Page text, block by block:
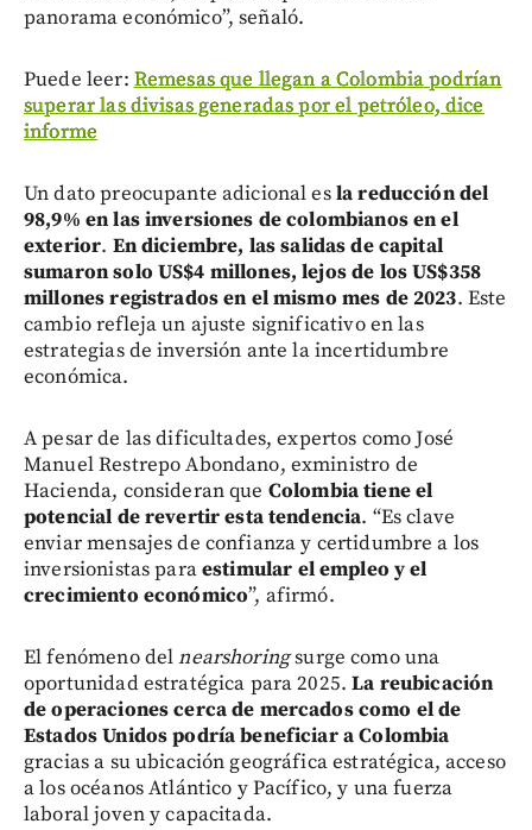
panorama económico”, señaló.
Puede leer:Remesas que llegan a Colombia podrían
superar las divisas generadas por el petróleo, dice
informe
Un dato preocupante adicional esla reducción del
98,9% en las inversiones de colombianos en el
exterior. En diciembre, las salidas de capital
sumaron solo US$4 millones, lejos de los US$358
millones registrados en el mismo mes de 2023. Este
cambio refleja un ajuste significativo en las
estrategias de inversión ante la incertidumbre
económica.
A pesar de las dificultades, expertos como José
Manuel Restrepo Abondano, exministro de
Hacienda, consideran que Colombia tiene el
potencial de revertir esta tendencia. “Es clave
enviar mensajes de confianza y certidumbre a los
inversionistas paraestimular el empleo y el
crecimiento económico”, afirmó.
El fenómeno delnearshoringsurge como una
oportunidad estratégica para 2025. La reubicación
de operaciones cerca de mercados como el de
Estados Unidos podría beneficiar a Colombia
gracias a su ubicación geográfica estratégica, acceso
a los océanos Atlántico y Pacífico, y una fuerza
laboral joven y capacitada.